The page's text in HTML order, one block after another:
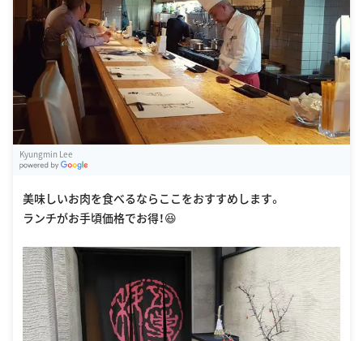
Kyungmin Lee
美味しいお肉を食べるならここをおすすめします。
ランチがお手頃価格でお得！😆